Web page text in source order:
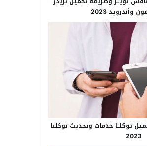
وأندرويد 2023
توكلنا خدمات وتحديث توكلنا
2023